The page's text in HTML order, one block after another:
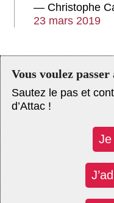
— Christophe
23 mars 2019
Vous voulez passer
Sautez le pas et
d’Attac !
Je